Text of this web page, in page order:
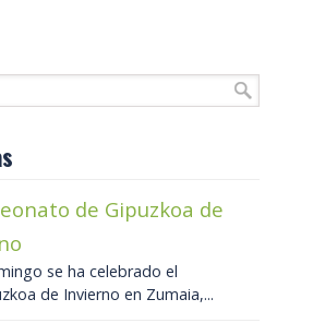
de Gipuzkoa de
se ha celebrado el
de Invierno en Zumaia,...